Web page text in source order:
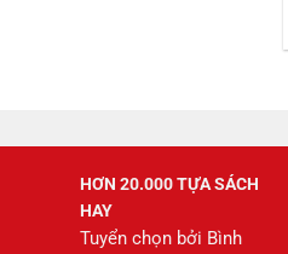
HƠN 20.000 TỰA SÁCH
HAY
Tuyển chọn bởi Bình